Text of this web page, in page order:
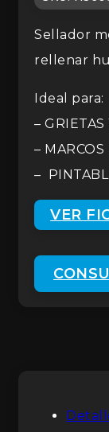
Sellador
rellenar
Ideal para:
– GRIETAS
–
–
VER